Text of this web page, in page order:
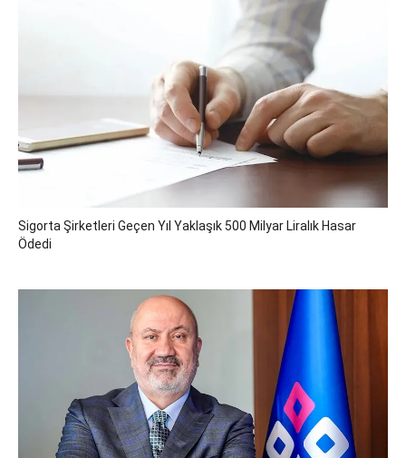
Sigorta Şirketleri Geçen Yıl Yaklaşık 500 Milyar Liralık Hasar
Ödedi